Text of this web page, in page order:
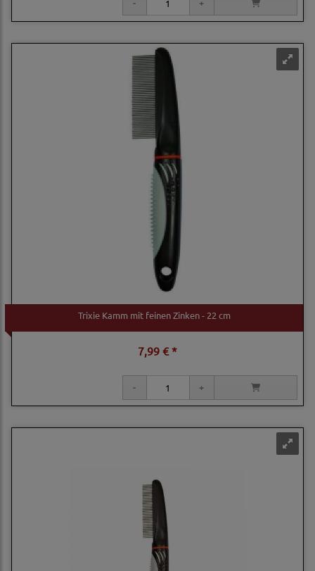
Trixie Kamm mit feinen Zinken - 22 cm
7,99 € *